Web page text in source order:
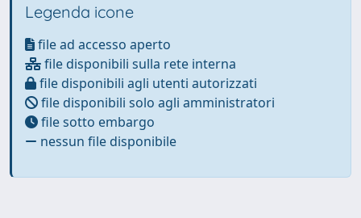
Legenda icone
file ad accesso aperto
file disponibili sulla rete interna
file disponibili agli utenti autorizzati
file disponibili solo agli amministratori
file sotto embargo
nessun file disponibile